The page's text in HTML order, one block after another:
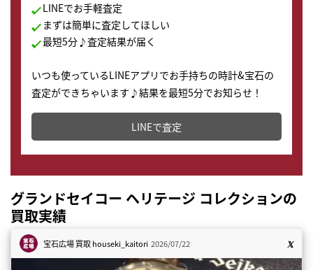
LINEでお手軽査定
まずは簡単に査定してほしい
最短5分♪査定結果が届く
いつも使っているLINEアプリでお手持ちの時計&宝石の
査定ができちゃいます♪結果を最短5分でお知らせ！
どこからでもすぐに査定金額を知ることが出来ます。
LINEで査定
グランドセイコー ヘリテージ コレクションの
買取実績
宝石広場 買取houseki_kaitori 2026/07/22